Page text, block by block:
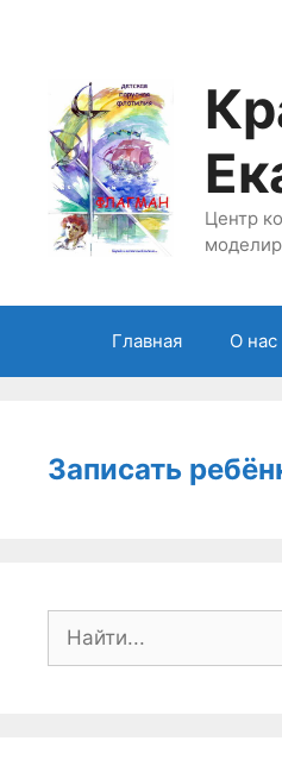
Центр
Главная О нас
Записать
Поиск: